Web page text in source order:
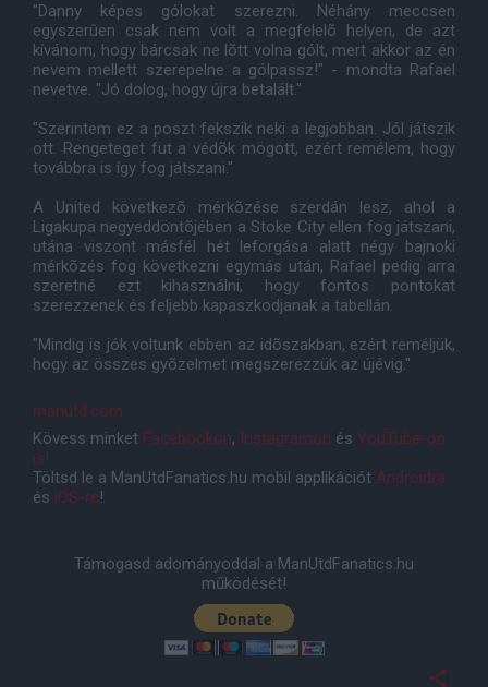
"Danny képes gólokat szerezni. Néhány meccsen
egyszerûen csak nem volt a megfelelõ helyen, de azt
kívánom, hogy bárcsak ne lõtt volna gólt, mert akkor az én
nevem mellett szerepelne a gólpassz!" - mondta Rafael
nevetve. "Jó dolog, hogy újra betalált."
"Szerintem ez a poszt fekszik neki a legjobban. Jól játszik
ott. Rengeteget fut a védõk mögött, ezért remélem, hogy
továbbra is így fog játszani."
A United következõ mérkõzése szerdán lesz, ahol a
Ligakupa negyeddöntõjében a Stoke City ellen fog játszani,
utána viszont másfél hét leforgása alatt négy bajnoki
mérkõzés fog következni egymás után, Rafael pedig arra
szeretné ezt kihasználni, hogy fontos pontokat
szerezzenek és feljebb kapaszkodjanak a tabellán.
"Mindig is jók voltunk ebben az idõszakban, ezért reméljük,
hogy az összes gyõzelmet megszerezzük az újévig."
manutd.com
Kövess minket Facebookon, Instagramon és YouTube-on
is!
Töltsd le a ManUtdFanatics.hu mobil applikációt Androidra
és iOS-re!
Támogasd adományoddal a ManUtdFanatics.hu
működését!